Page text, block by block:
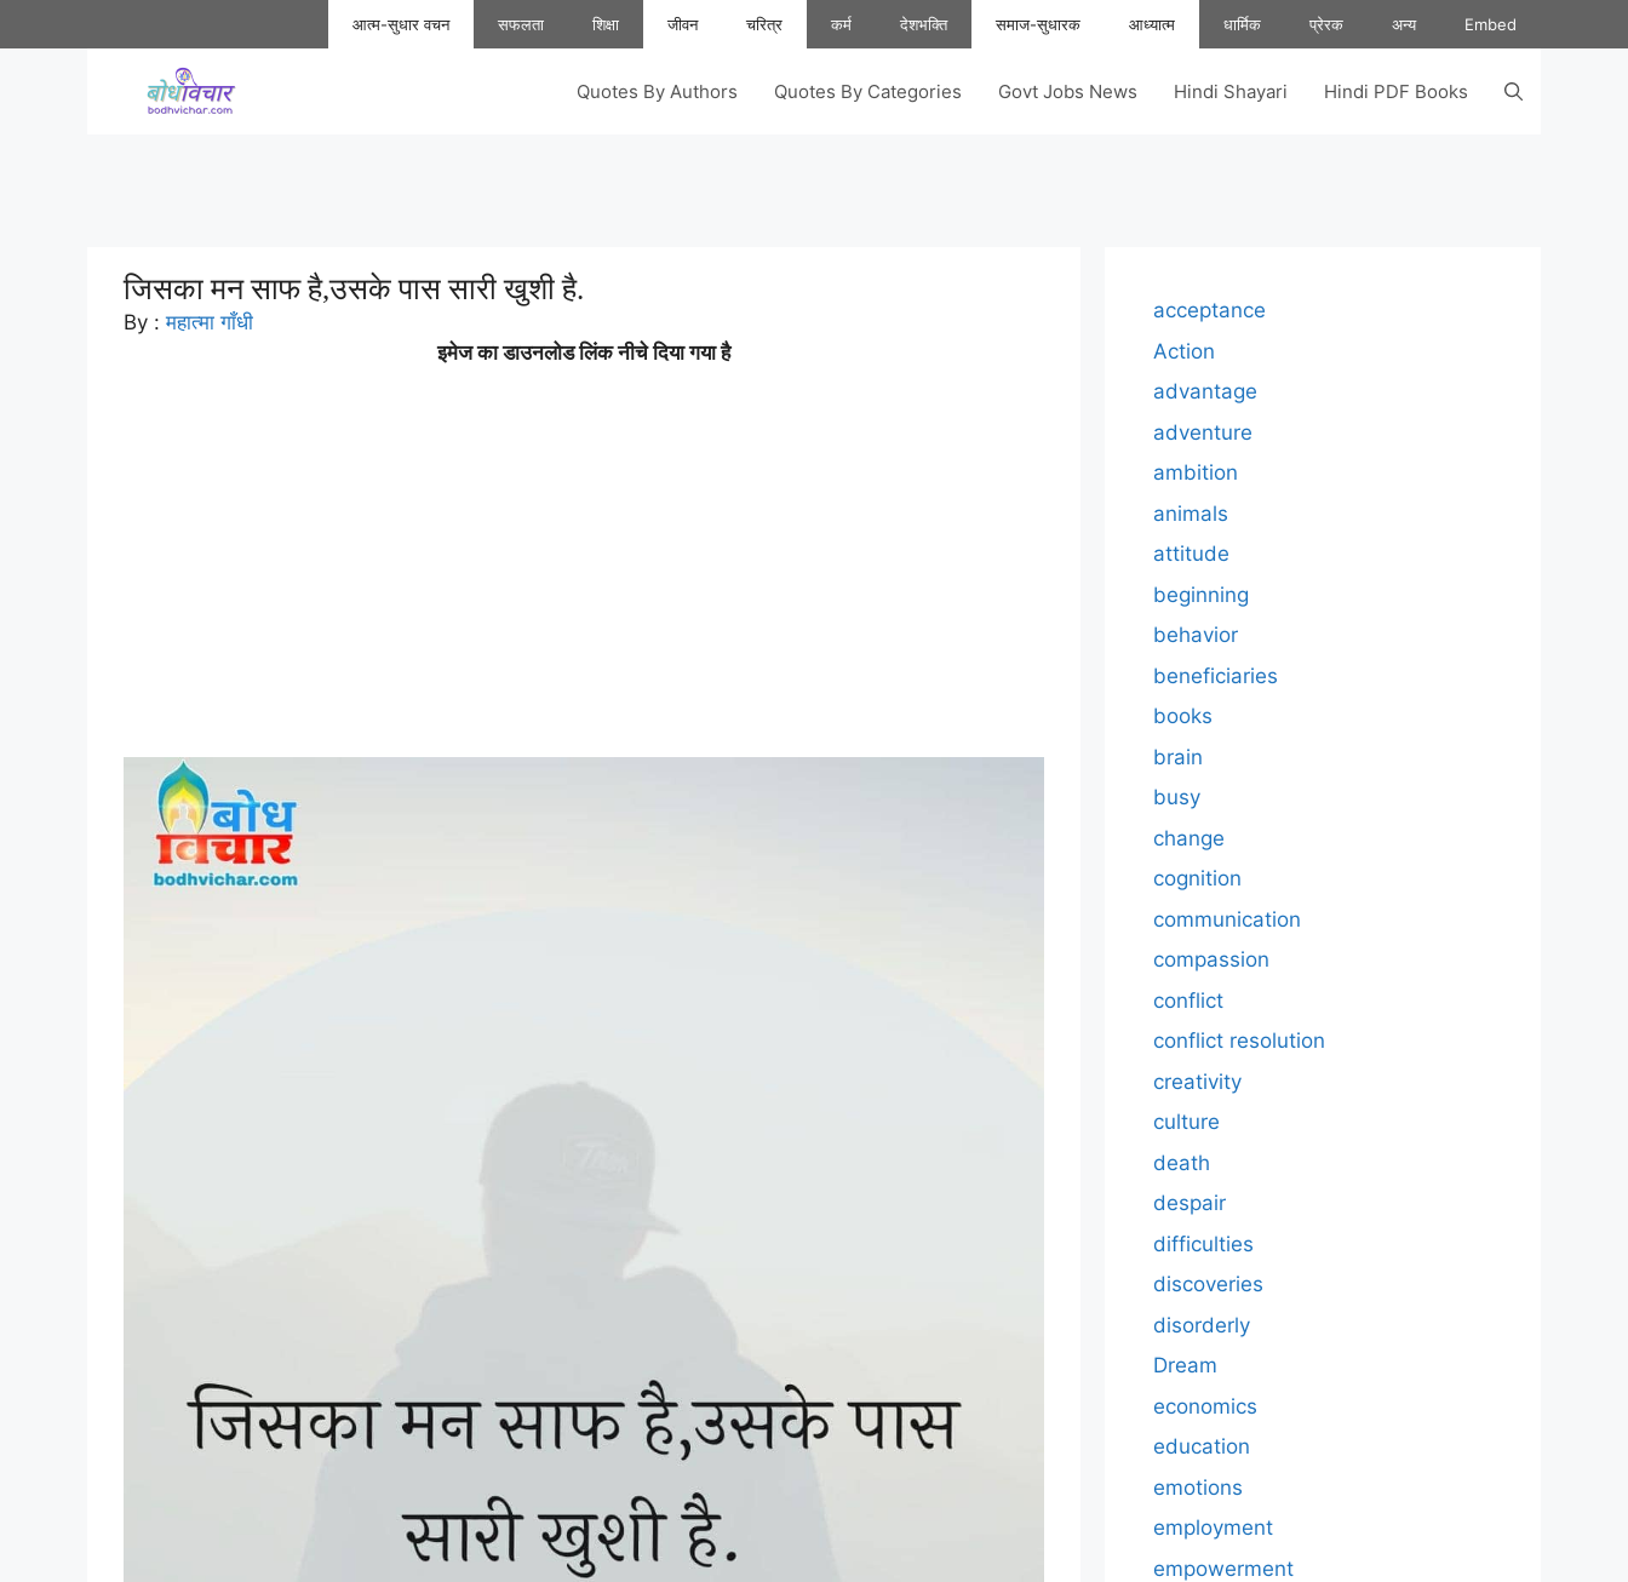
to
आत्म-सुधार वचन सफलता शिक्षा जीवन चरित्र कर्म देशभक्ति समाज-सुधारक आध्यात्म धार्मिक प्रेरक अन्य Embed
Quotes By Authors Quotes By Categories Govt Jobs News Hindi Shayari Hindi PDF Books
जिसका मन साफ है,उसके पास सारी खुशी है.
By :महात्मा गाँधी
इमेज का डाउनलोड लिंक नीचे दिया गया है
acceptance
Action
advantage
adventure
ambition
animals
attitude
beginning
behavior
beneficiaries
books
brain
busy
change
cognition
communication
compassion
conflict
conflict resolution
creativity
culture
death
despair
difficulties
discoveries
disorderly
Dream
economics
education
emotions
employment
empowerment